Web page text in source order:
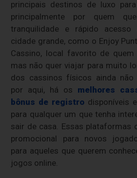
principais destinos de luxo
principalmente por quem
tranquilidade e rápido
cidade grande, como o Enjoy
Cassino, local favorito de
mas não quer viajar para muito
dos cassinos físicos ainda não
por aqui, há os melhores
bônus de registro disponíveis
para qualquer um que tenha
sair de casa. Essas plataformas
promocional para novos
para aqueles que querem
jogos online.